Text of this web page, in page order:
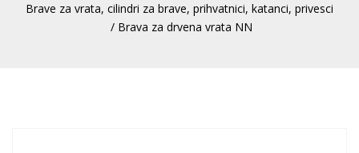
Brave za vrata, cilindri za brave, prihvatnici, katanci, privesci
/ Brava za drvena vrata NN